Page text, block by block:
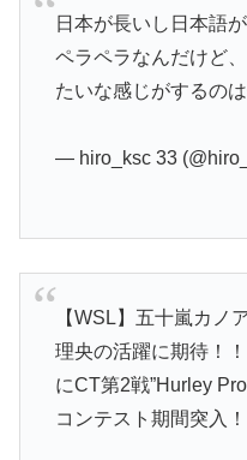
日本が長いし日本語
ペラペラなんだけど
たいな感じがするの
— hiro_ksc 33
【WSL】五十嵐カノ
理央の活躍に期待！
にCT第2戦”Hurley
コンテスト期間突入！